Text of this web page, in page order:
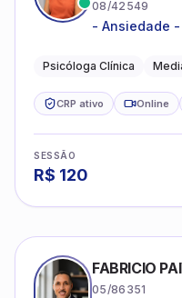
08/42549
- Ansiedade
Psicóloga Clínica
CRP ativo Online
SESSÃO
R$ 120
FABRICIO
05/86351